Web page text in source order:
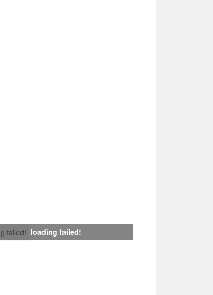
failed! loading failed!